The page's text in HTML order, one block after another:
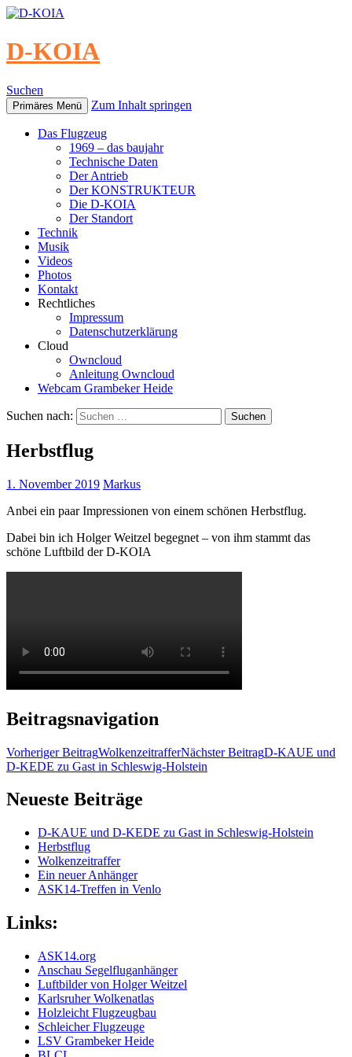
D-KOIA
Suchen
Primäres Menü Zum Inhalt springen
Das Flugzeug
1969 – das baujahr
Technische Daten
Der Antrieb
Der KONSTRUKTEUR
Die D-KOIA
Der Standort
Technik
Musik
Videos
Photos
Kontakt
Rechtliches
Impressum
Datenschutzerklärung
Cloud
Owncloud
Anleitung Owncloud
Webcam Grambeker Heide
Suchen nach:
Herbstflug
1. November 2019 Markus
Anbei ein paar Impressionen von einem schönen Herbstflug.
Dabei bin ich Holger Weitzel begegnet – von ihm stammt das
schöne Luftbild der D-KOIA
Beitragsnavigation
Vorheriger BeitragWolkenzeitrafferNächster BeitragD-KAUE und
D-KEDE zu Gast in Schleswig-Holstein
Neueste Beiträge
D-KAUE und D-KEDE zu Gast in Schleswig-Holstein
Herbstflug
Wolkenzeitraffer
Ein neuer Anhänger
ASK14-Treffen in Venlo
Links:
ASK14.org
Anschau Segelfluganhänger
Luftbilder von Holger Weitzel
Karlsruher Wolkenatlas
Holzleicht Flugzeugbau
Schleicher Flugzeuge
LSV Grambeker Heide